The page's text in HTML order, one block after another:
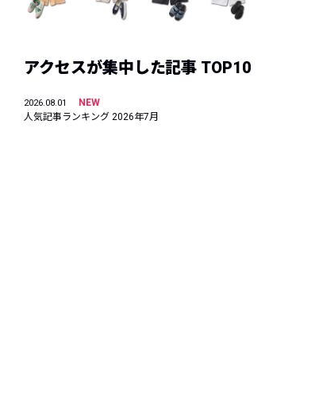
アクセスが集中した記事 TOP10
2026.08.01
NEW
人気記事ランキング 2026年7月